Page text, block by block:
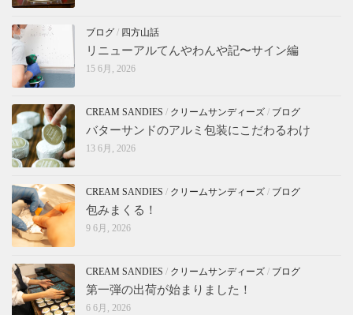
ブログ / 四方山話
リニューアルてんやわんや記〜サイン編
15 6月, 2026
CREAM SANDIES / クリームサンディーズ / ブログ
バターサンドのアルミ包装にこだわるわけ
13 6月, 2026
CREAM SANDIES / クリームサンディーズ / ブログ
包みまくる！
9 6月, 2026
CREAM SANDIES / クリームサンディーズ / ブログ
第一弾の出荷が始まりました！
6 6月, 2026